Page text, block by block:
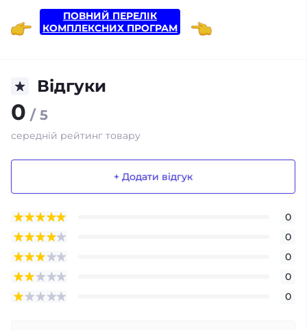
ПОВНИЙ ПЕРЕЛІК
КОМПЛЕКСНИХ ПРОГРАМ
Відгуки
0 / 5
середній рейтинг товару
+ Додати відгук
0
0
0
0
0